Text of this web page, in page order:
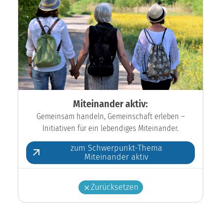
Miteinander aktiv:
Gemeinsam handeln, Gemeinschaft erleben –
Initiativen für ein lebendiges Miteinander.
zum Schwerpunkt-Thema
Miteinander aktiv
Zurücksetzen